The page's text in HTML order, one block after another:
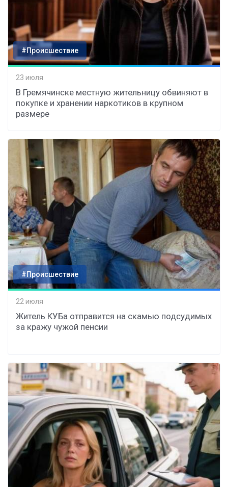
#Происшествие
23 июля
В Гремячинске местную жительницу обвиняют в
покупке и хранении наркотиков в крупном
размере
#Происшествие
22 июля
Житель КУБа отправится на скамью подсудимых
за кражу чужой пенсии